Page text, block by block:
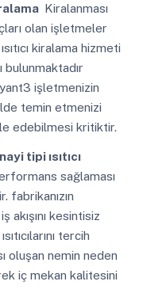
Kiralanması
olan işletmeler
kiralama hizmeti
bulunmaktadır
işletmenizin
temin etmenizi
edebilmesi kritiktir.
tipi ısıtıcı
sağlaması
fabrikanızın
akışını kesintisiz
tercih
oluşan nemin neden
iç mekan kalitesini